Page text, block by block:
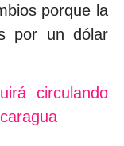
porque la
por un dólar
circulando